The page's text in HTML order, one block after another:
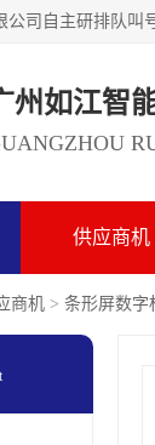
州如江智
供应商机
商机 > 条形屏数字